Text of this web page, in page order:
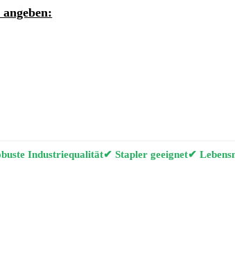
Industriequalität✔ Stapler geeignet✔